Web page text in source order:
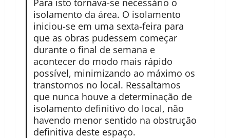
Para isto tornava-se necessário o
isolamento da área. O isolamento
iniciou-se em uma sexta-feira para
que as obras pudessem começar
durante o final de semana e
acontecer do modo mais rápido
possível, minimizando ao máximo os
transtornos no local. Ressaltamos
que nunca houve a determinação de
isolamento definitivo do local, não
havendo menor sentido na obstrução
definitiva deste espaço.